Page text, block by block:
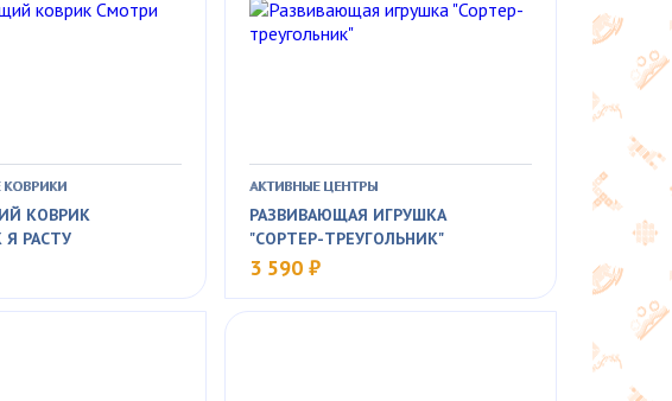
КОВРИК
РАСТУ
АКТИВНЫЕ ЦЕНТРЫ
РАЗВИВАЮЩАЯ ИГРУШКА
"СОРТЕР-ТРЕУГОЛЬНИК"
3 590 ₽